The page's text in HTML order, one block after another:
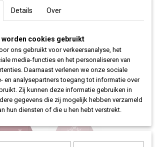
Details Over
worden cookies gebruikt
ons gebruikt voor verkeersanalyse, het
media-functies en het personaliseren van
Daarnaast verlenen we onze sociale
en analysepartners toegang tot informatie over
Zij kunnen deze informatie gebruiken in
gegevens die zij mogelijk hebben verzameld
hun diensten of die u hen hebt verstrekt.